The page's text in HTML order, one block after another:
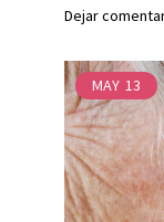
Dejar
MAY 13